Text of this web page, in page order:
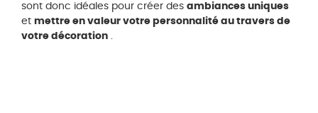
sont donc idéales pour créer des ambiances uniques
et mettre en valeur votre personnalité au travers de
votre décoration .